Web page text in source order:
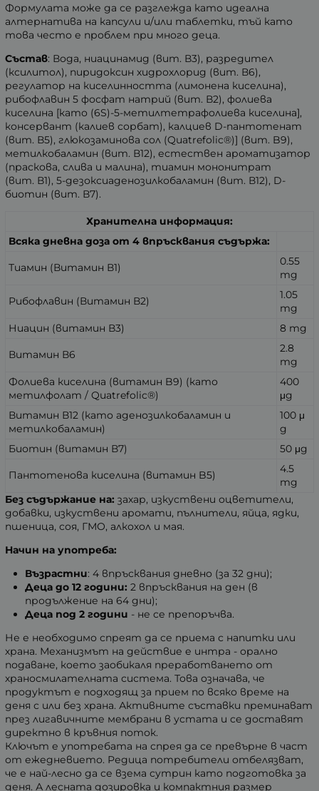
Формулата може да се разглежда като идеална
алтернатива на капсули и/или таблетки, тъй като
това често е проблем при много деца.
Състав: Вода, ниацинамид (вит. В3), разредител
(ксилитол), пиридоксин хидрохлорид (вит. В6),
регулатор на киселинността (лимонена киселина),
рибофлавин 5 фосфат натрий (вит. В2), фолиева
киселина [като (6S)-5-метилтетрафолиева киселина],
консервант (калиев сорбат), калциев D-пантотенат
(вит. В5), глюкозаминова сол (Quatrefolic®)] (вит. B9),
метилкобаламин (вит. В12), естествен ароматизатор
(праскова, слива и малина), тиамин мононитрат
(вит. В1), 5-дезоксиаденозилкобаламин (вит. В12), D-
биотин (вит. В7).
Хранителна информация:
Всяка дневна доза от 4 впръсквания съдържа:
Тиамин (Витамин В1)
0.55
mg
Рибофлавин (Витамин В2)
1.05
mg
Ниацин (витамин В3)
8 mg
Витамин В6
2.8
mg
Фолиева киселина (витамин B9) (като
метилфолат / Quatrefolic®)
400
μg
Витамин В12 (като аденозилкобаламин и
метилкобаламин)
100 μ
g
Биотин (витамин В7)
50 μg
Пантотенова киселина (витамин B5)
4.5
mg
Без съдържание на: захар, изкуствени оцветители,
добавки, изкуствени аромати, пълнители, яйца, ядки,
пшеница, соя, ГМО, алкохол и мая.
Начин на употреба:
Възрастни: 4 впръсквания дневно (за 32 дни);
Деца до 12 години: 2 впръсквания на ден (в
продължение на 64 дни);
Деца под 2 години - не се препоръчва.
Не е необходимо спреят да се приема с напитки или
храна. Механизмът на действие е интра - орално
подаване, което заобикаля преработването от
храносмилателната система. Това означава, че
продуктът е подходящ за прием по всяко време на
деня с или без храна. Активните съставки преминават
през лигавичните мембрани в устата и се доставят
директно в кръвния поток.
Ключът е употребата на спрея да се превърне в част
от ежедневието. Редица потребители отбелязват,
че е най-лесно да се взема сутрин като подготовка за
деня. А лесната дозировка и компактния размер